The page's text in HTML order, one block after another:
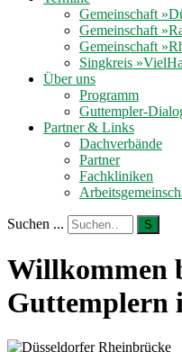
Gemeinschaft
Gemeinschaft
Gemeinschaft
Singkreis
Über uns
Programm
Guttempler-
Partner & Links
Dachverbände
Partner
Fachkliniken
Suchen ... S
Willkommen
Guttemplern